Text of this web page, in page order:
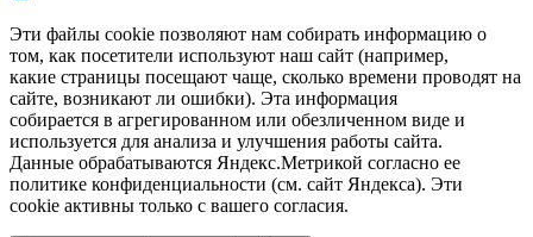
Эти файлы cookie позволяют нам собирать информацию о
том, как посетители используют наш сайт (например,
какие страницы посещают чаще, сколько времени проводят на
сайте, возникают ли ошибки). Эта информация
собирается в агрегированном или обезличенном виде и
используется для анализа и улучшения работы сайта.
Данные обрабатываются Яндекс.Метрикой согласно ее
политике конфиденциальности (см. сайт Яндекса). Эти
cookie активны только с вашего согласия.